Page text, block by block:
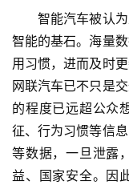
智能汽车被认为
智能的基石。海量
用习惯，进而及时
网联汽车已不只是
的程度已远超公众
征、行为习惯等信
等数据，一旦泄露
益、国家安全。因